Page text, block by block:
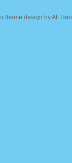
theme design byAli Han